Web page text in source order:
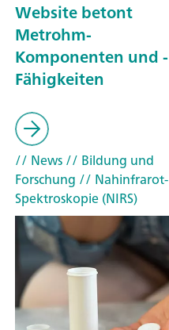
Website betont
Metrohm-
Komponenten und -
Fähigkeiten
// News// Bildung und
Forschung // Nahinfrarot-
Spektroskopie (NIRS)